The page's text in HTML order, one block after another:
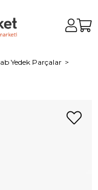
Yedek Parçalar